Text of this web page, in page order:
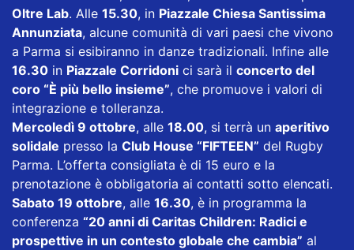
Oltre Lab. Alle 15.30, in Piazzale Chiesa Santissima
Annunziata, alcune comunità di vari paesi che vivono
a Parma si esibiranno in danze tradizionali. Infine alle
16.30 in Piazzale Corridoni ci sarà il concerto del
coro “È più bello insieme”, che promuove i valori di
integrazione e tolleranza.
Mercoledì 9 ottobre, alle 18.00, si terrà un aperitivo
solidale presso la Club House “FIFTEEN” del Rugby
Parma. L’offerta consigliata è di 15 euro e la
prenotazione è obbligatoria ai contatti sotto elencati.
Sabato 19 ottobre, alle 16.30, è in programma la
conferenza “20 anni di Caritas Children: Radici e
prospettive in un contesto globale che cambia” al